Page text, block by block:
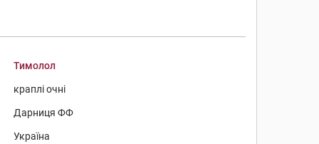
Тимолол
краплі очні
Дарниця ФФ
Україна